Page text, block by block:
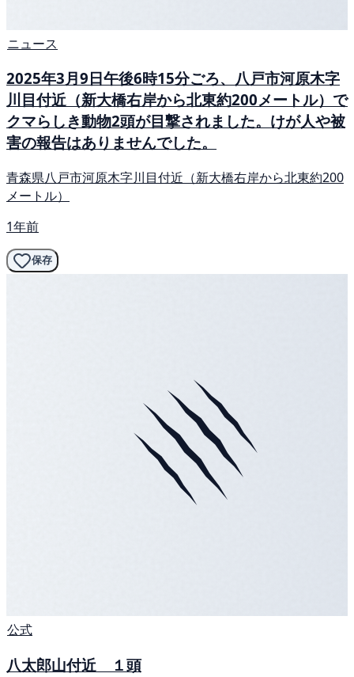
ニュース
2025年3月9日午後6時15分ごろ、八戸市河原木字
川目付近（新大橋右岸から北東約200メートル）で
クマらしき動物2頭が目撃されました。けが人や被
害の報告はありませんでした。
青森県八戸市河原木字川目付近（新大橋右岸から北東約200
メートル）
1年前
保存
公式
八太郎山付近 １頭